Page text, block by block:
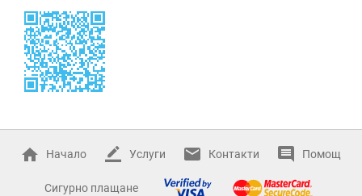
Начало Услуги Контакти Помощ
Сигурно плащане